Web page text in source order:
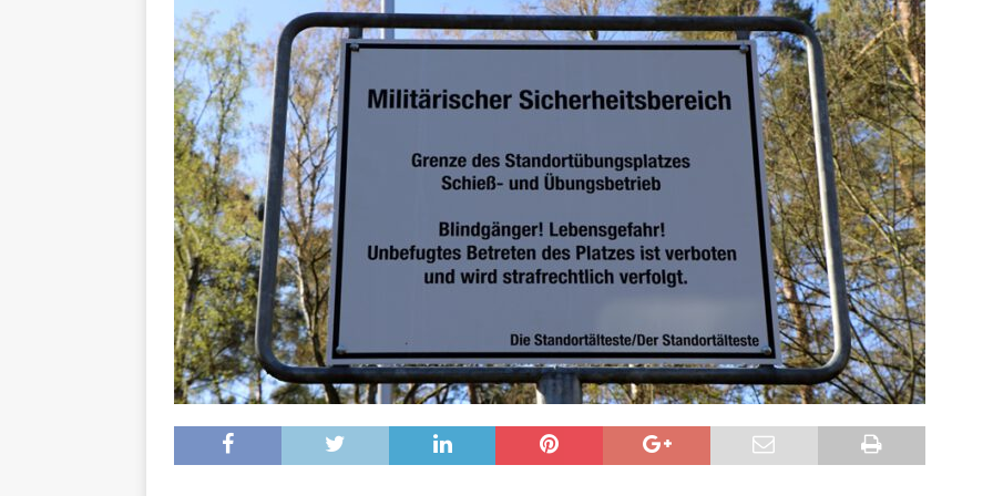
[ 16. Dezember 2023 ]
Personensuche / Öffentlichkeitsfahndung
BLAULICHTMELDUNGEN
[ 11. November 2023 ] Personensuche / Vermisste Person
BLAULICHTMELDUNGEN
[ 31. Oktober 2023 ]
[ 19. Oktober 2023 ]
BLAULICHTMELDUNGEN
[ 15. April 2023 ] Natur/Umwelt – Militärischer Übungsplatz Dudenhofen / Speyer
UMWELT
& NATUR
[ 7. Mai 2025 ]
Radio Regenbogen spendet 10.000.- € an „Kinder unterm Regenbogen“
BADEN-WÜRTTEMBERG
[ 6. Mai 2025 ]
Radarfallen / Blitzer / Geschwindigkeitsmessung für die KW 19 (05.05. –
11.05.2025)
GESCHWINDIGKEITSKONTROLLE
[ 5. Mai 2025 ] Deutsche Equipe gewinnt vor der Schweiz den Longines EEF Nations Cup im
Technik Museum Speyer / Brazzeltag